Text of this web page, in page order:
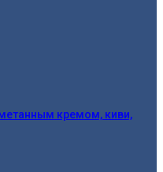
кремом, киви,